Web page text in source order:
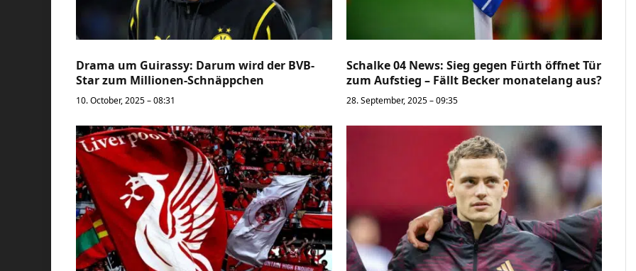
Drama um Guirassy: Darum wird der BVB-
Star zum Millionen-Schnäppchen
10. October, 2025 – 08:31
Schalke 04 News: Sieg gegen Fürth öffnet Tür
zum Aufstieg – Fällt Becker monatelang aus?
28. September, 2025 – 09:35